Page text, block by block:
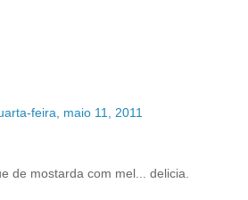
feira, maio 11, 2011
de mostarda com mel... delicia.